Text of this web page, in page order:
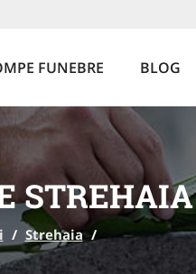
FUNEBRE BLOG
STREHAIA
/ Strehaia /